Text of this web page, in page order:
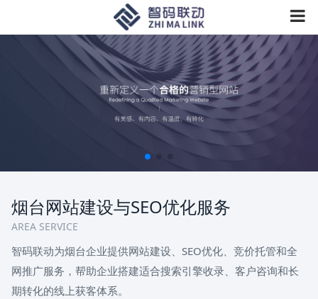
烟台网站建设与SEO优化服务
AREA SERVICE
智码联动为烟台企业提供网站建设、SEO优化、竞价托管和全
网推广服务，帮助企业搭建适合搜索引擎收录、客户咨询和长
期转化的线上获客体系。